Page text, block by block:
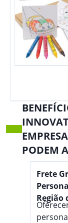
PODEM
Frete
Região